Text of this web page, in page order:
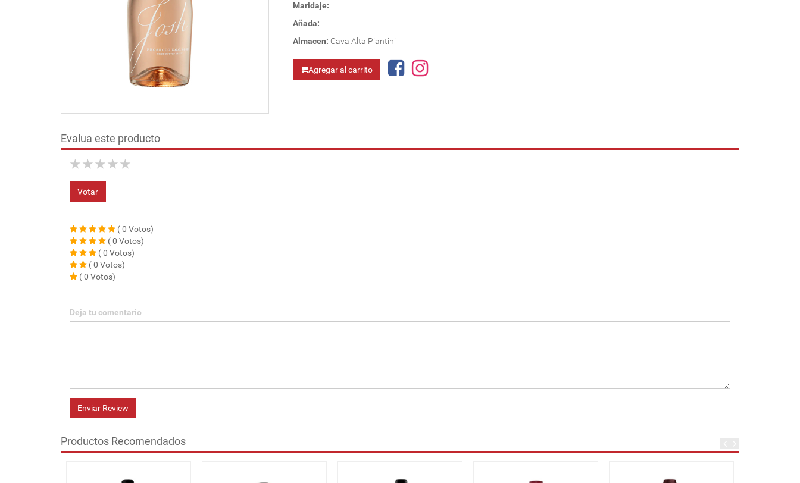
Maridaje:
Añada:
Almacen: Cava Alta Piantini
Agregar al carrito
Evalua este producto
★
★
★
★
★
Votar
( 0 Votos)
( 0 Votos)
( 0 Votos)
( 0 Votos)
( 0 Votos)
Deja tu comentario
Enviar Review
Productos Recomendados